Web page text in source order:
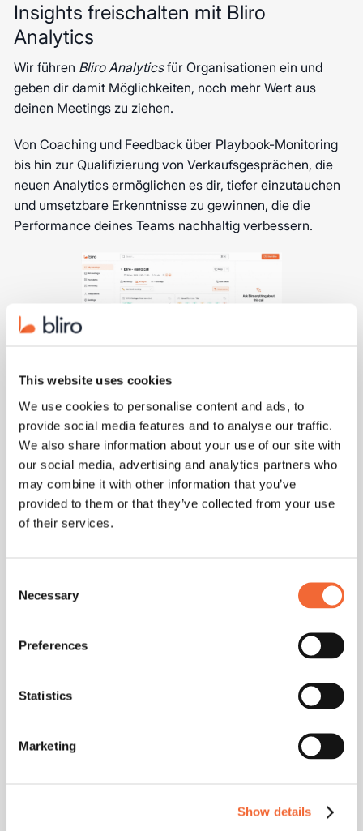
This website uses cookies
We use cookies to personalise content and ads, to
provide social media features and to analyse our traffic.
We also share information about your use of our site with
our social media, advertising and analytics partners who
may combine it with other information that you’ve
provided to them or that they’ve collected from your use
of their services.
Selection
Necessary
Preferences
Statistics
Marketing
Show details
Insights freischalten mit Bliro
Analytics
Wir führen Bliro Analyticsfür Organisationen ein und
geben dir damit Möglichkeiten, noch mehr Wert aus
deinen Meetings zu ziehen.
Von Coaching und Feedback über Playbook-Monitoring
bis hin zur Qualifizierung von Verkaufsgesprächen, die
neuen Analytics ermöglichen es dir, tiefer einzutauchen
und umsetzbare Erkenntnisse zu gewinnen, die die
Performance deines Teams nachhaltig verbessern.
Meetings nahtlos auf dem
Smartphone starten
Bliro für einen Call zu starten, ist jetzt nur noch einen
Tipp entfernt. Dank Deep-Link-Unterstützung kannst du
Meetings direkt über Links wieapp.bliro.io/a/start-call
auf deinem Handy starten.
übergeben, um Meetings mit deinen eigenen Systemen
abzugleichen – und mit speziellen Parametern wie
lässt sich Bliro perfekt in deinen Workflow
integrieren.